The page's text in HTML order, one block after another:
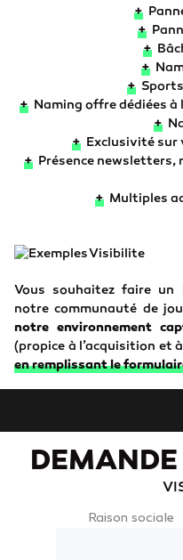
+
+
+
+
+
+Naming offre dédiées à
+
+ Exclusivité sur
+Présence newsletters,
+Multiples
Vous souhaitez faire un
notre communauté de
notre environnement
(propice à l’acquisition et
en remplissant le
Raison sociale